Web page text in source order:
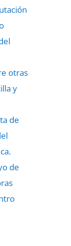
otras
y
de
de